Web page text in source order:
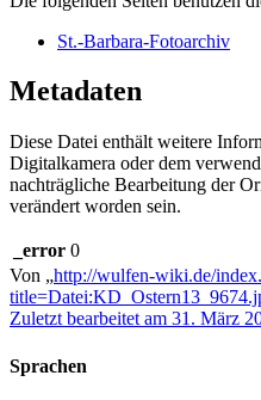
St.-Barbara-Fotoarchiv
Metadaten
Diese Datei enthält weitere
Digitalkamera oder dem
nachträgliche Bearbeitung der
verändert worden sein.
_error 0
Von „http://wulfen-wiki.de/
Zuletzt bearbeitet am 31. März
Sprachen